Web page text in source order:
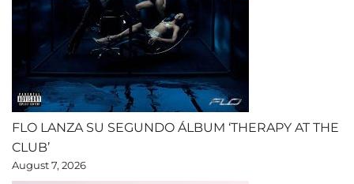
FLO LANZA SU SEGUNDO ÁLBUM ‘THERAPY AT THE
CLUB’
August 7, 2026